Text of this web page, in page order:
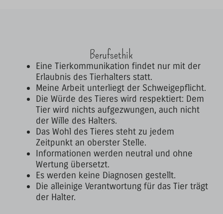
Berufsethik
Eine Tierkommunikation findet nur mit der
Erlaubnis des Tierhalters statt.
Meine Arbeit unterliegt der Schweigepflicht.
Die Würde des Tieres wird respektiert: Dem
Tier wird nichts aufgezwungen, auch nicht
der Wille des Halters.
Das Wohl des Tieres steht zu jedem
Zeitpunkt an oberster Stelle.
Informationen werden neutral und ohne
Wertung übersetzt.
Es werden keine Diagnosen gestellt.
Die alleinige Verantwortung für das Tier trägt
der Halter.